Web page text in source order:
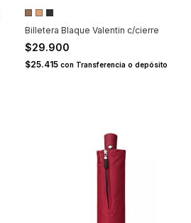
Billetera Blaque Valentin c/cierre
$29.900
$25.415con Transferencia o depósito